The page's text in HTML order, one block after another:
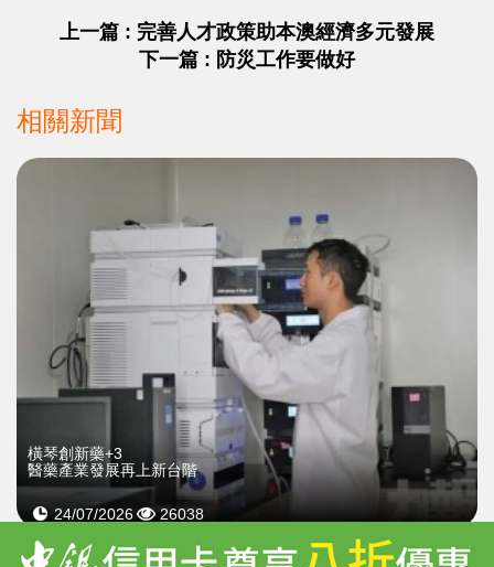
上一篇 : 完善人才政策助本澳經濟多元發展
下一篇 : 防災工作要做好
相關新聞
橫琴創新藥+3
醫藥產業發展再上新台階
24/07/2026 26038